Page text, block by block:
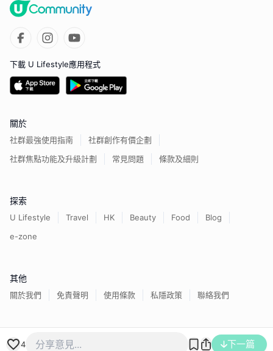
4 下一篇
下載 U Lifestyle應用程式
關於
社群最強使用指南
社群創作有價企劃
社群焦點功能及升級計劃
常見問題 條款及細則
探索
U Lifestyle Travel HK Beauty Food
Blog
e-zone
其他
關於我們 免責聲明 使用條款 私隱政策 聯絡我們
香港經濟日報版權所有©